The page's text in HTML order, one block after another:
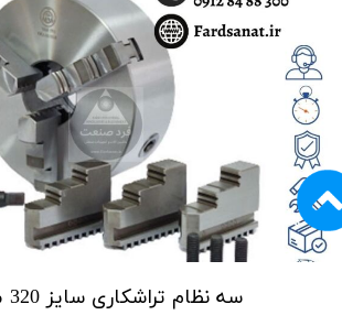
سه نظام تراشکاری سایز 320 میل